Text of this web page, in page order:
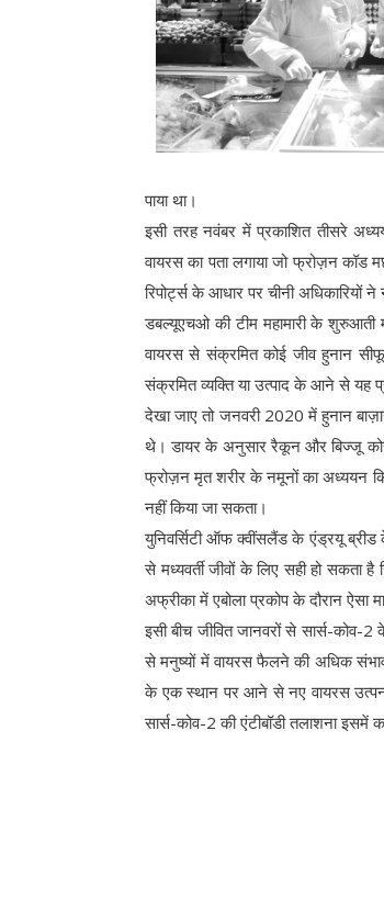
पाया था।
इसी तरह नवंबर में प्रकाशित तीसरे
वायरस का पता लगाया जो फ्रोज़न
रिपोर्ट्स के आधार पर चीनी अधिकारियों
डबल्यूएचओ की टीम महामारी के
वायरस से संक्रमित कोई जीव हुनान
संक्रमित व्यक्ति या उत्पाद के आने से यह
देखा जाए तो जनवरी 2020 में हुनान
थे। डायर के अनुसार रैकून और बिज्जू
फ्रोज़न मृत शरीर के नमूनों का अध्ययन
नहीं किया जा सकता।
युनिवर्सिटी ऑफ क्वींसलैंड के एंड्रयू
से मध्यवर्ती जीवों के लिए सही हो सकता
अफ्रीका में एबोला प्रकोप के दौरान ऐसा
इसी बीच जीवित जानवरों से सार्स-कोव-
से मनुष्यों में वायरस फैलने की अधिक
के एक स्थान पर आने से नए वायरस उत्पन्न
सार्स-कोव-2 की एंटीबॉडी तलाशना इसमें